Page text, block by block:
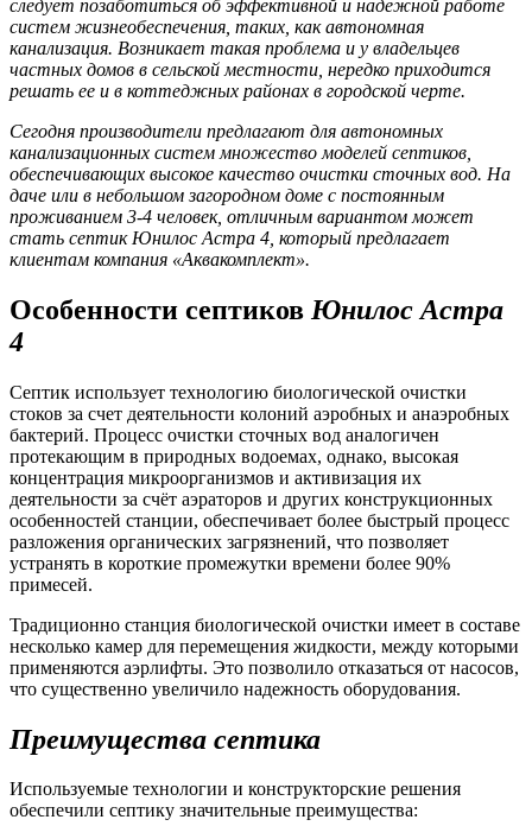
следует позаботиться об эффективной и надежной работе
систем жизнеобеспечения, таких, как автономная
канализация. Возникает такая проблема и у владельцев
частных домов в сельской местности, нередко приходится
решать ее и в коттеджных районах в городской черте.
Сегодня производители предлагают для автономных
канализационных систем множество моделей септиков,
обеспечивающих высокое качество очистки сточных вод. На
даче или в небольшом загородном доме с постоянным
проживанием 3-4 человек, отличным вариантом может
стать септик Юнилос Астра 4, который предлагает
клиентам компания «Аквакомплект».
Особенности септиков Юнилос Астра
4
Септик использует технологию биологической очистки
стоков за счет деятельности колоний аэробных и анаэробных
бактерий. Процесс очистки сточных вод аналогичен
протекающим в природных водоемах, однако, высокая
концентрация микроорганизмов и активизация их
деятельности за счёт аэраторов и других конструкционных
особенностей станции, обеспечивает более быстрый процесс
разложения органических загрязнений, что позволяет
устранять в короткие промежутки времени более 90%
примесей.
Традиционно станция биологической очистки имеет в составе
несколько камер для перемещения жидкости, между которыми
применяются аэрлифты. Это позволило отказаться от насосов,
что существенно увеличило надежность оборудования.
Преимущества септика
Используемые технологии и конструкторские решения
обеспечили септику значительные преимущества: